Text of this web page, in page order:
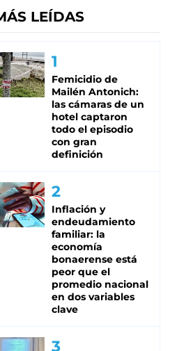
LEÍDAS
Femicidio de
Mailén Antonich:
las cámaras de un
hotel captaron
todo el episodio
con gran
definición
Inflación y
endeudamiento
familiar: la
economía
bonaerense está
peor que el
promedio nacional
en dos variables
clave